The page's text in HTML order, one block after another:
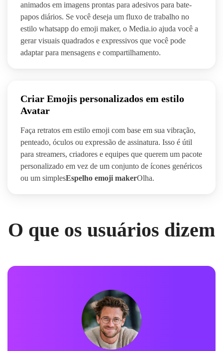
animados em imagens prontas para adesivos para bate-
papos diários. Se você deseja um fluxo de trabalho no
estilo whatsapp do emoji maker, o Media.io ajuda você a
gerar visuais quadrados e expressivos que você pode
adaptar para mensagens e compartilhamento.
Criar Emojis personalizados em estilo
Avatar
Faça retratos em estilo emoji com base em sua vibração,
penteado, óculos ou expressão de assinatura. Isso é útil
para streamers, criadores e equipes que querem um pacote
personalizado em vez de um conjunto de ícones genéricos
ou um simplesEspelho emoji makerOlha.
O que os usuários dizem